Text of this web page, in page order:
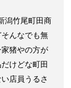
潟竹尾町田商
んなでも無
猪やの方が
けどな町田
店員うるさ